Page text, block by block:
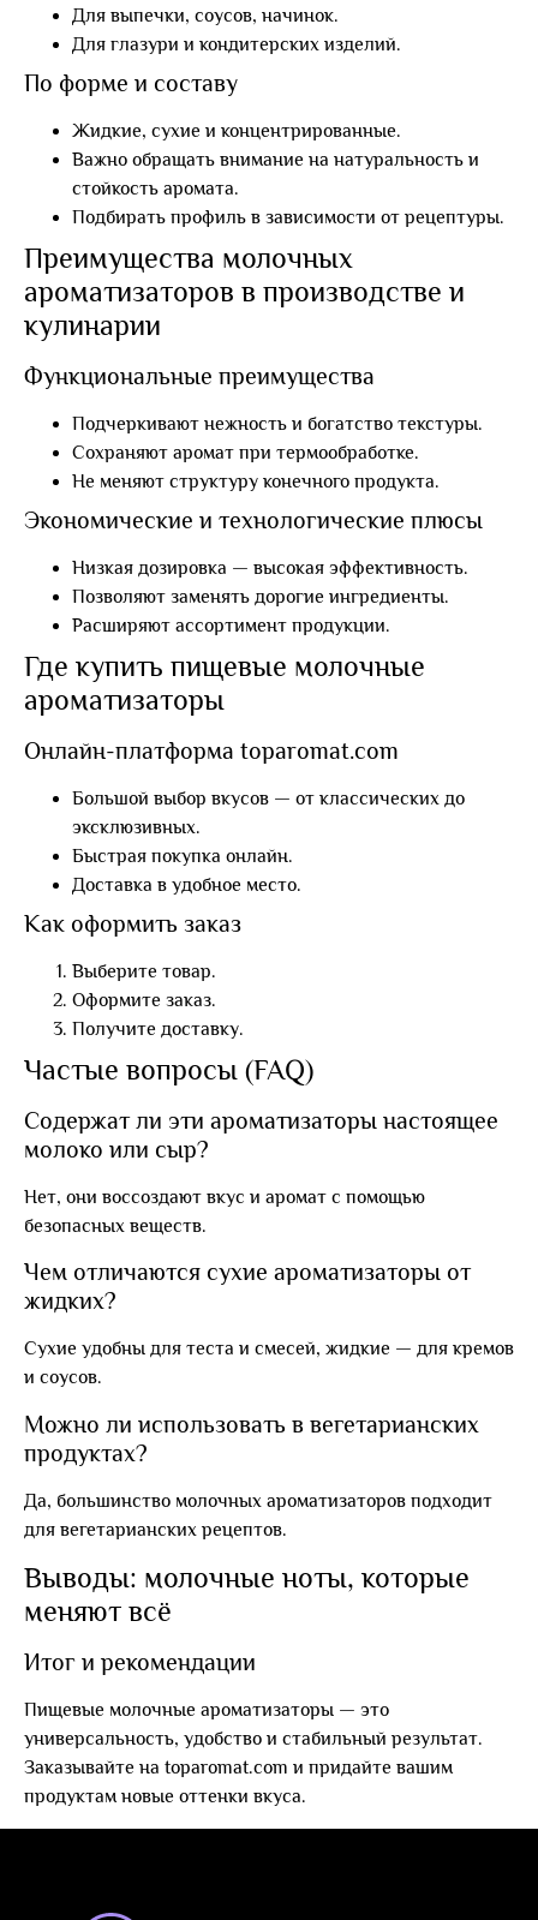
Для выпечки, соусов, начинок.
Для глазури и кондитерских изделий.
По форме и составу
Жидкие, сухие и концентрированные.
Важно обращать внимание на натуральность и
стойкость аромата.
Подбирать профиль в зависимости от рецептуры.
Преимущества молочных
ароматизаторов в производстве и
кулинарии
Функциональные преимущества
Подчеркивают нежность и богатство текстуры.
Сохраняют аромат при термообработке.
Не меняют структуру конечного продукта.
Экономические и технологические плюсы
Низкая дозировка — высокая эффективность.
Позволяют заменять дорогие ингредиенты.
Расширяют ассортимент продукции.
Где купить пищевые молочные
ароматизаторы
Онлайн-платформа toparomat.com
Большой выбор вкусов — от классических до
эксклюзивных.
Быстрая покупка онлайн.
Доставка в удобное место.
Как оформить заказ
Выберите товар.
Оформите заказ.
Получите доставку.
Частые вопросы (FAQ)
Содержат ли эти ароматизаторы настоящее
молоко или сыр?
Нет, они воссоздают вкус и аромат с помощью
безопасных веществ.
Чем отличаются сухие ароматизаторы от
жидких?
Сухие удобны для теста и смесей, жидкие — для кремов
и соусов.
Можно ли использовать в вегетарианских
продуктах?
Да, большинство молочных ароматизаторов подходит
для вегетарианских рецептов.
Выводы: молочные ноты, которые
меняют всё
Итог и рекомендации
Пищевые молочные ароматизаторы — это
универсальность, удобство и стабильный результат.
Заказывайте на toparomat.com и придайте вашим
продуктам новые оттенки вкуса.